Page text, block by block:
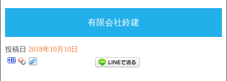
有限会社鈴建
投稿日 2018年10月10日